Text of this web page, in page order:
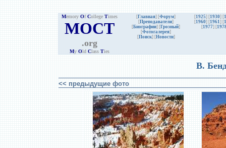
Memory Of College Times
MOCT
.org
My Old Class Ties
[Главная] [Форум]
[Преподаватели]
[Биографии] [Грозный]
[Фотогалерея]
[Поиск] [Новости]
[1925] [1930] [
[1960] [1961] [
[1977] [
В.
<< предыдущие фото